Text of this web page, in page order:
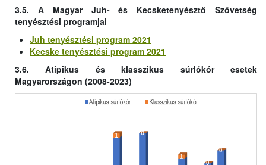
3.5. A Magyar Juh- és Kecsketenyésztő Szövetség
tenyésztési programjai
Juh tenyésztési program 2021
Kecske tenyésztési program 2021
3.6. Atipikus és klasszikus súrlókór esetek
Magyarországon (2008-2023)